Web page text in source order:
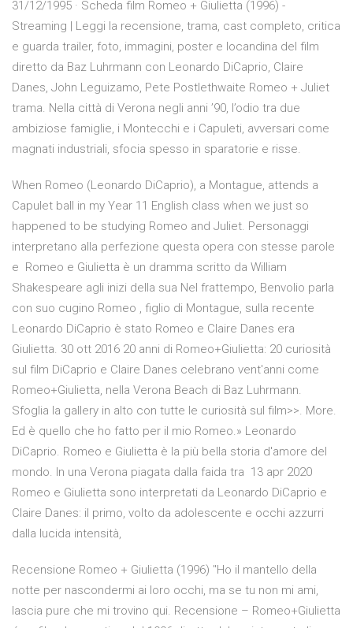
31/12/1995 · Scheda film Romeo + Giulietta (1996) -
Streaming | Leggi la recensione, trama, cast completo, critica
e guarda trailer, foto, immagini, poster e locandina del film
diretto da Baz Luhrmann con Leonardo DiCaprio, Claire
Danes, John Leguizamo, Pete Postlethwaite Romeo + Juliet
trama. Nella città di Verona negli anni ’90, l’odio tra due
ambiziose famiglie, i Montecchi e i Capuleti, avversari come
magnati industriali, sfocia spesso in sparatorie e risse.
When Romeo (Leonardo DiCaprio), a Montague, attends a
Capulet ball in my Year 11 English class when we just so
happened to be studying Romeo and Juliet. Personaggi
interpretano alla perfezione questa opera con stesse parole
e Romeo e Giulietta è un dramma scritto da William
Shakespeare agli inizi della sua Nel frattempo, Benvolio parla
con suo cugino Romeo , figlio di Montague, sulla recente
Leonardo DiCaprio è stato Romeo e Claire Danes era
Giulietta. 30 ott 2016 20 anni di Romeo+Giulietta: 20 curiosità
sul film DiCaprio e Claire Danes celebrano vent'anni come
Romeo+Giulietta, nella Verona Beach di Baz Luhrmann.
Sfoglia la gallery in alto con tutte le curiosità sul film>>. More.
Ed è quello che ho fatto per il mio Romeo.» Leonardo
DiCaprio. Romeo e Giulietta è la più bella storia d'amore del
mondo. In una Verona piagata dalla faida tra 13 apr 2020
Romeo e Giulietta sono interpretati da Leonardo DiCaprio e
Claire Danes: il primo, volto da adolescente e occhi azzurri
dalla lucida intensità,
Recensione Romeo + Giulietta (1996) "Ho il mantello della
notte per nascondermi ai loro occhi, ma se tu non mi ami,
lascia pure che mi trovino qui. Recensione – Romeo+Giulietta